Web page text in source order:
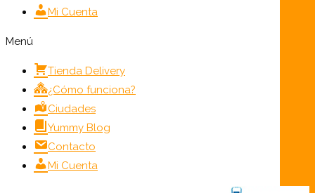
Mi Cuenta
Menú
Tienda Delivery
¿Cómo funciona?
Ciudades
Yummy Blog
Contacto
Mi Cuenta